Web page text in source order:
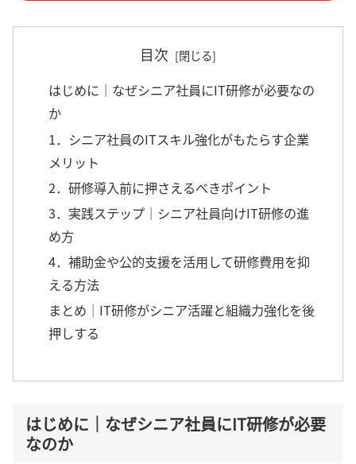
目次
はじめに｜なぜシニア社員にIT研修が必要なの
か
1．シニア社員のITスキル強化がもたらす企業
メリット
2．研修導入前に押さえるべきポイント
3．実践ステップ｜シニア社員向けIT研修の進
め方
4．補助金や公的支援を活用して研修費用を抑
える方法
まとめ｜IT研修がシニア活躍と組織力強化を後
押しする
はじめに｜なぜシニア社員にIT研修が必要
なのか